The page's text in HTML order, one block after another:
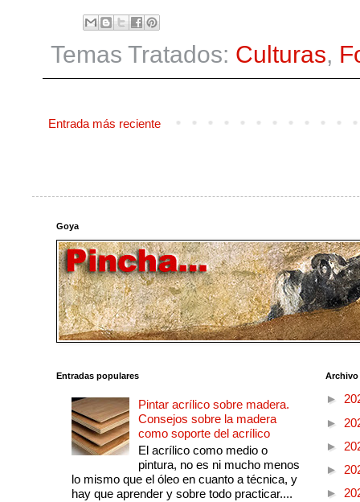
Temas Tratados: Culturas,
Entrada más reciente
Goya
Entradas populares
Pintar acrílico sobre madera.
Consejos sobre la madera
como soporte del acrílico
El acrílico como medio o
pintura, no es ni mucho menos
lo mismo que el óleo en cuanto a técnica, y
hay que aprender y sobre todo practicar....
►
►
►
►
►